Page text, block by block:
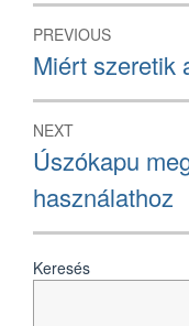
Bejegyzés
navigáció
PREVIOUS
Previous
post:
Miért szeretik
NEXT
Next
post:
Úszókapu
használathoz
Keresés